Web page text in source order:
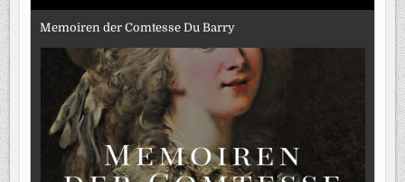
Memoiren der Comtesse Du Barry